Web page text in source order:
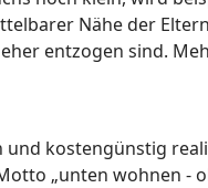
Nähe der
entzogen sind.
kostengünstig
„unten wohnen -